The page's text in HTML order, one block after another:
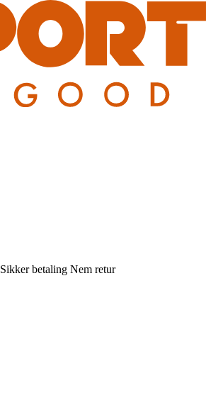
Sikker betaling Nem retur